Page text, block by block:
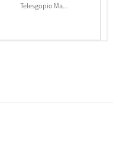
Telesgopio Ma...